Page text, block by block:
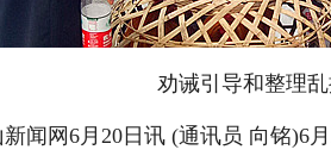
劝诫引导和整理
网6月20日讯 (通讯员 向铭)6月